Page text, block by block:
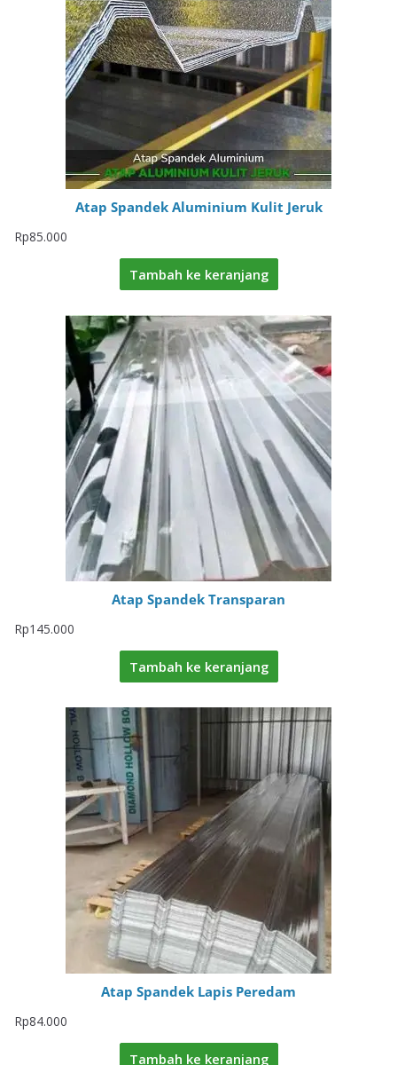
Atap Spandek Aluminium Kulit Jeruk
Rp85.000
Tambah ke keranjang
Atap Spandek Transparan
Rp145.000
Tambah ke keranjang
Atap Spandek Lapis Peredam
Rp84.000
Tambah ke keranjang